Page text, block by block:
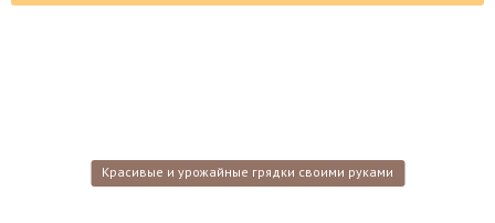
Красивые и урожайные грядки своими руками